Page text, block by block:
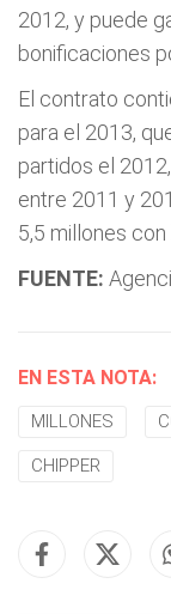
2012, y puede
bonificaciones
El contrato
para el 2013,
partidos el
entre 2011 y
5,5 millones
FUENTE:
EN ESTA NOTA:
MILLONES
CHIPPER